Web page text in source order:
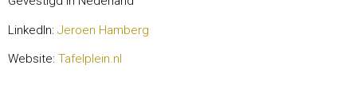
LinkedIn: Jeroen Hamberg
Website: Tafelplein.nl